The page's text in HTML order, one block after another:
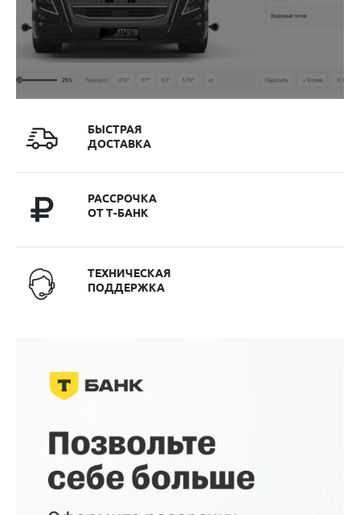
БЫСТРАЯ
ДОСТАВКА
РАССРОЧКА
ОТ Т-БАНК
ТЕХНИЧЕСКАЯ
ПОДДЕРЖКА